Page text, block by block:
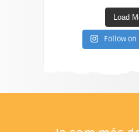
Load
Follow